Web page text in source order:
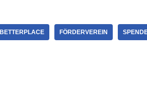
BETTERPLACE FÖRDERVEREIN